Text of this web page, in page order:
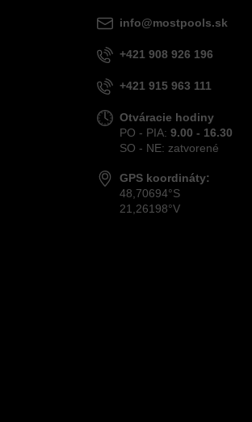
info@mostpools.sk
+421 908 926 196
+421 915 963 111
Otváracie hodiny
PO - PIA: 9.00 - 16.30
SO - NE: zatvorené
GPS koordináty:
48,70694°S
21,26198°V